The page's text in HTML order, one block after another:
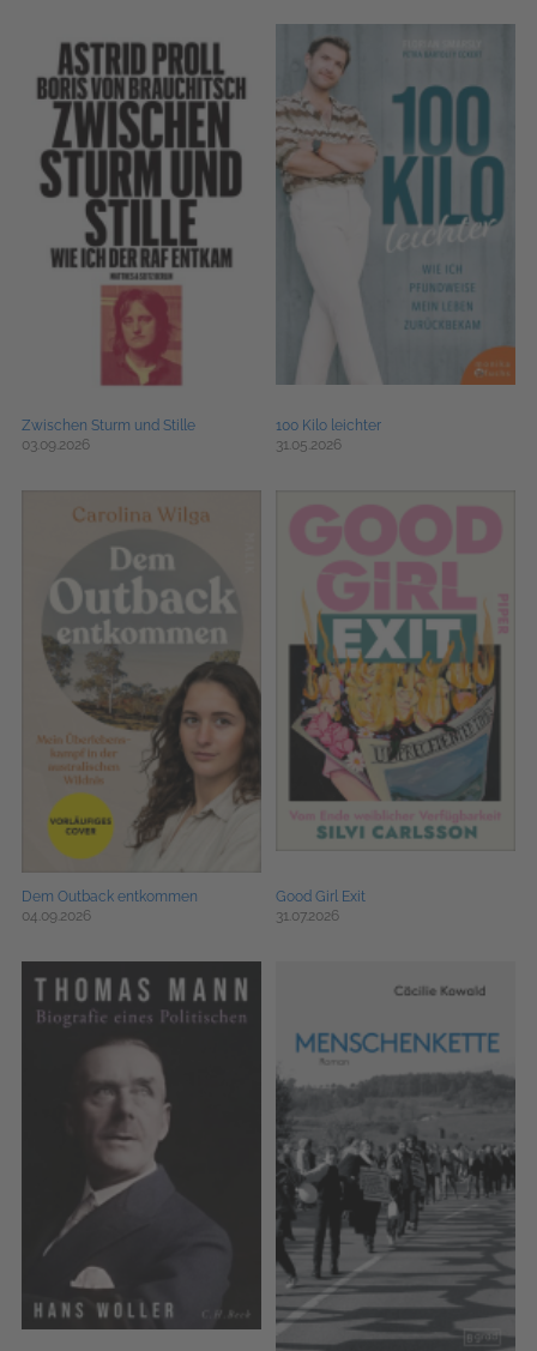
Zwischen Sturm und Stille
03.09.2026
100 Kilo leichter
31.05.2026
Dem Outback entkommen
04.09.2026
Good Girl Exit
31.07.2026